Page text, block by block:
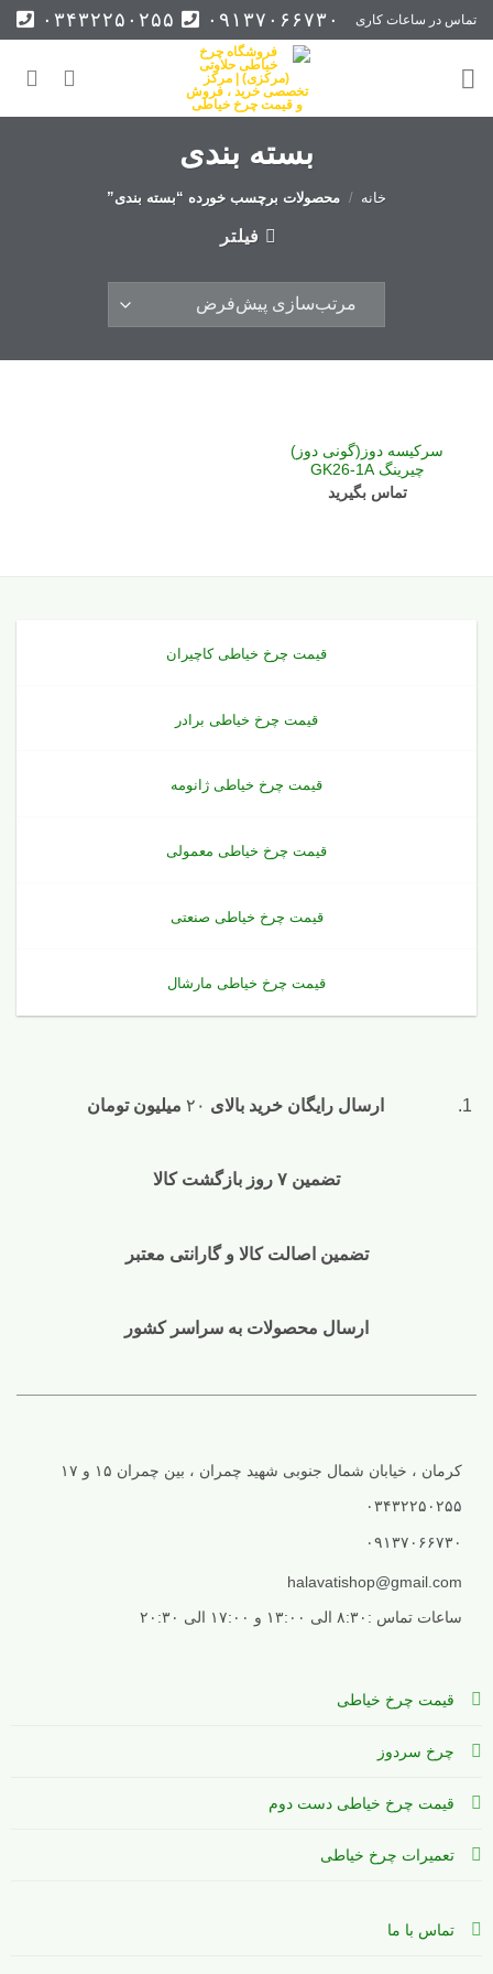
Skip
content
تماس در ساعات کاری ۰۹۱۳۷۰۶۶۷۳۰ ۰۳۴۳۲۲۵۰۲۵۵
بسته بندی
خانه / محصولات برچسب خورده “بسته بندی”
فیلتر
سرکیسه دوز(گونی دوز)
چیرینگ GK26-1A
تماس بگیرید
قیمت چرخ خیاطی کاچیران
قیمت چرخ خیاطی برادر
قیمت چرخ خیاطی ژانومه
قیمت چرخ خیاطی معمولی
قیمت چرخ خیاطی صنعتی
قیمت چرخ خیاطی مارشال
ارسال رایگان خرید بالای میلیون تومان
تضمین ۷ روز بازگشت کالا
تضمین اصالت کالا و گارانتی معتبر
ارسال محصولات به سراسر کشور
کرمان ، خیابان شمال جنوبی شهید چمران ، بین چمران ۱۵ و ۱۷
۰۳۴۳۲۲۵۰۲۵۵
۰۹۱۳۷۰۶۶۷۳۰
halavatishop@gmail.com
ساعات تماس :۸:۳۰ الی ۱۳:۰۰ و ۱۷:۰۰ الی ۲۰:۳۰
قیمت چرخ خیاطی
چرخ سردوز
قیمت چرخ خیاطی دست دوم
تعمیرات چرخ خیاطی
تماس با ما